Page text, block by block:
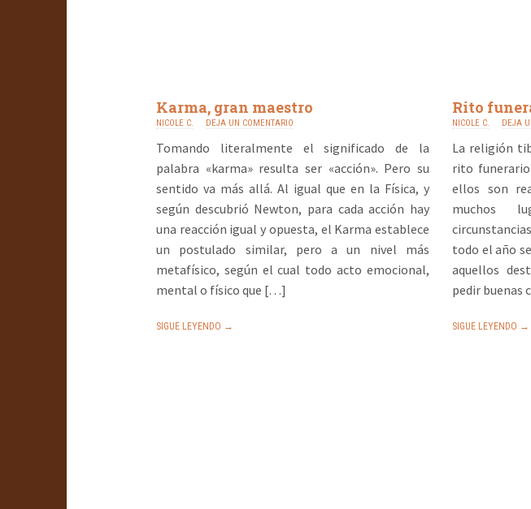
Karma, gran maestro
NICOLE C. DEJA UN COMENTARIO
Tomando literalmente el significado de la
palabra «karma» resulta ser «acción». Pero su
sentido va más allá. Al igual que en la Física, y
según descubrió Newton, para cada acción hay
una reacción igual y opuesta, el Karma establece
un postulado similar, pero a un nivel más
metafísico, según el cual todo acto emocional,
mental o físico que […]
SIGUE LEYENDO →
Rito
NICOLE C. DEJA
La religión
rito funerario
ellos son
muchos
todo el año
aquellos
pedir buenas
SIGUE LEYENDO →